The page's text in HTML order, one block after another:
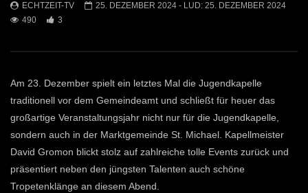
irgendwann (Nena Cover)
ECHTZEIT-TV
Rose
ECHTZEIT-TV 25. DEZEMBER 2024 - LUD: 25. DEZEMBER 2024
490
3
Am 23. Dezember spielt ein letztes Mal die Jugendkapelle
traditionell vor dem Gemeindeamt und schließt für heuer das
großartige Veranstaltungsjahr nicht nur für die Jugendkapelle,
sondern auch in der Marktgemeinde St. Michael. Kapellmeister
David Gromon blickt stolz auf zahlreiche tolle Events zurück und
präsentiert neben den jüngsten Talenten auch schöne
Tropetenklänge an diesem Abend.